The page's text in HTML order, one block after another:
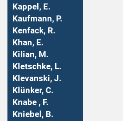
Kappel, E.
Kaufmann, P.
Kenfack, R.
Khan, E.
Kilian, M.
Kletschke, L.
Klevanski, J.
Klünker, C.
Knabe , F.
Kniebel, B.